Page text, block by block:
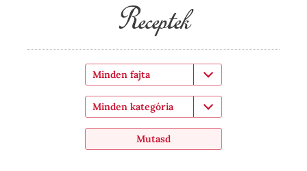
Receptek
Minden fajta
Minden kategória
Mutasd